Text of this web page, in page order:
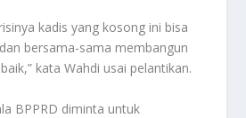
kadis yang kosong ini bisa
bersama-sama membangun
kata Wahdi usai pelantikan.
BPPRD diminta untuk